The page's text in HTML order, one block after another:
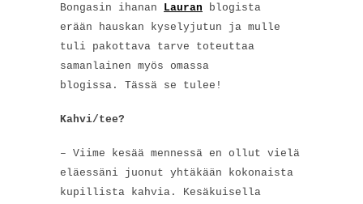
Bongasin ihanan Lauran blogista
erään hauskan kyselyjutun ja mulle
tuli pakottava tarve toteuttaa
samanlainen myös omassa
blogissa. Tässä se tulee!
Kahvi/tee?
– Viime kesää mennessä en ollut vielä
eläessäni juonut yhtäkään kokonaista
kupillista kahvia. Kesäkuisella